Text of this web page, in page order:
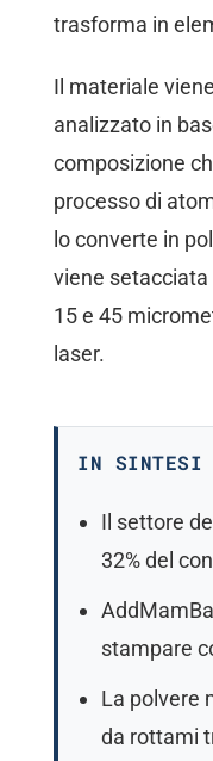
trasforma in
Il materiale
analizzato in
composizione
processo di
lo converte in
viene
15 e 45
laser.
IN SINTESI
Il settore
32% del
stampare
La polvere
da rottami